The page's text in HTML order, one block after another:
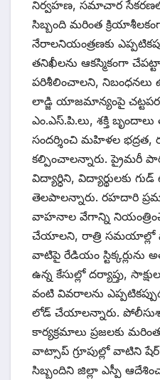
నిర్వహణ, సమాచార
సిబ్బంది మరింత
నేరాలనియంత్రణకు
తనిఖీలను ఆకస్మికంగా
పరిశీలించాలని, నిబంధనలు
లాడ్జి యాజమాన్యంపై
ఎం.ఎస్.పి.లు, శక్తి
సందర్శించి మహిళల భద్రత,
కల్పించాలన్నారు. ప్రైమరీ
విద్యార్ధిని, విద్యార్థులకు
తెలపాలన్నారు. రహదారి
వాహనాల వేగాన్ని
చేయాలని, రాత్రి సమయాల్లో
వాటిపై రేడియం స్టిక్కర్లును
ఉన్న కేసుల్లో దర్యాప్తు,
వంటి వివరాలను
లోడ్ చేయాలన్నారు.
కార్యక్రమాలు ప్రజలకు
వాట్సాప్ గ్రూపుల్లో వాటిని
సిబ్బందిని జిల్లా ఎస్పీ